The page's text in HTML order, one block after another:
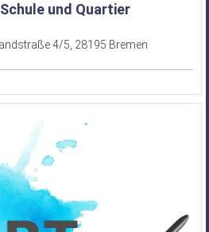
und Quartier
4/5, 28195 Bremen